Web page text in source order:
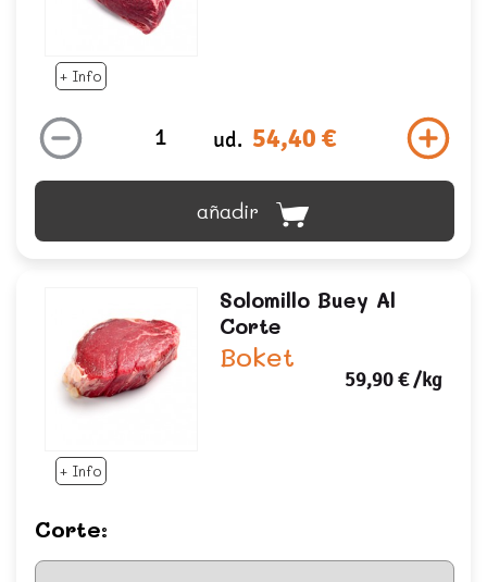
+ Info
ud. 54,40 €
añadir
+ Info
Solomillo Buey Al
Corte
Boket
59,90 €/kg
Corte: